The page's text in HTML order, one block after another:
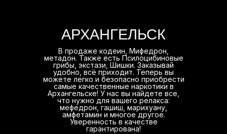
АРХАНГЕЛЬСК
В продаже кодеин, Мифедрон,
метадон. Также есть Псилоцибиновые
грибы, экстази, Шишки. Заказывай
удобно, всё приходит. Теперь вы
можете легко и безопасно приобрести
самые качественные наркотики в
Архангельске! У нас вы найдете все,
что нужно для вашего релакса:
мефедрон, гашиш, марихуану,
амфетамин и многое другое.
Уверенность в качестве
гарантирована!